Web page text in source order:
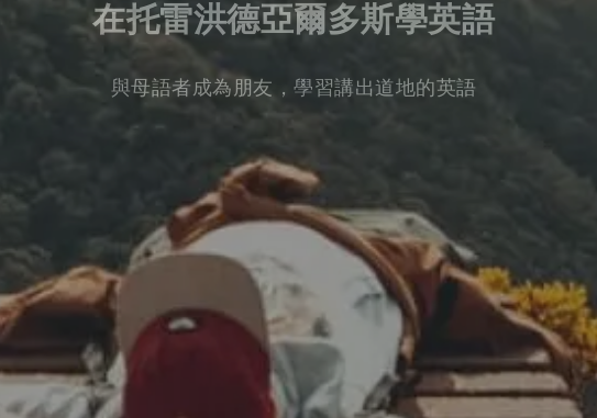
在托雷洪德亞爾多斯學英語
與母語者成為朋友，學習講出道地的英語